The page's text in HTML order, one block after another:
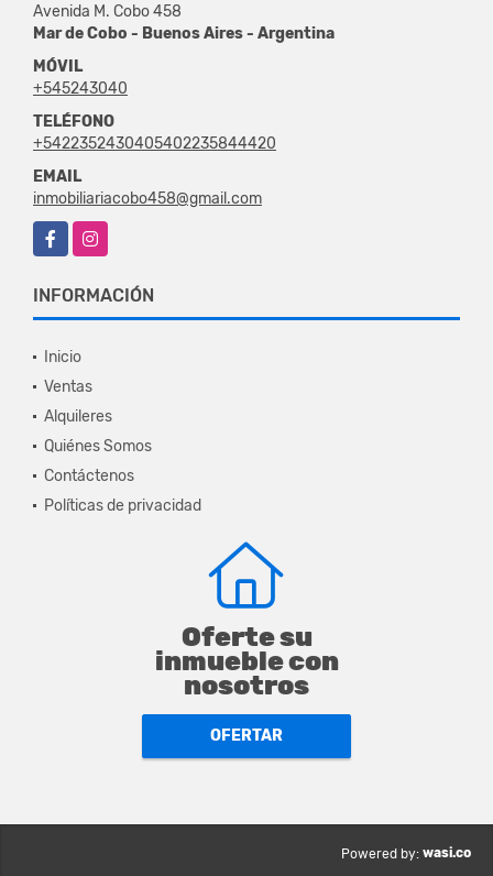
Avenida M. Cobo 458
Mar de Cobo - Buenos Aires - Argentina
MÓVIL
+545243040
TELÉFONO
+5422352430405402235844420
EMAIL
inmobiliariacobo458@gmail.com
FacebookInstagram
INFORMACIÓN
Inicio
Ventas
Alquileres
Quiénes Somos
Contáctenos
Políticas de privacidad
Oferte su
inmueble con
nosotros
OFERTAR
Powered by: wasi.co